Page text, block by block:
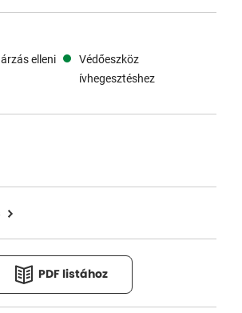
elleni
Védőeszköz
ívhegesztéshez
PDF listához